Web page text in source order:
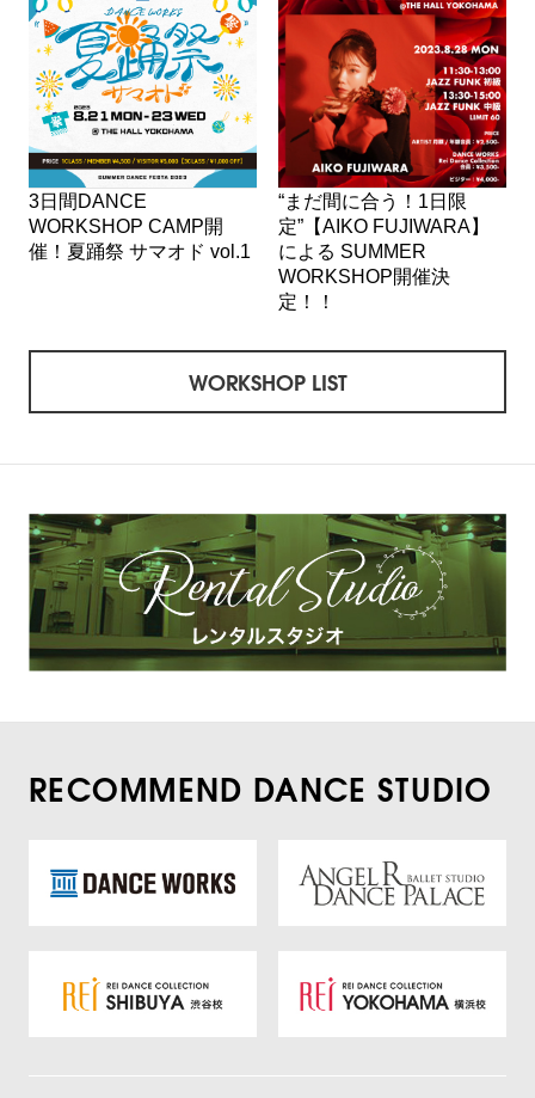
3日間DANCE
WORKSHOP CAMP開
催！夏踊祭 サマオド vol.1
“まだ間に合う！1日限
定”【AIKO FUJIWARA】
による SUMMER
WORKSHOP開催決
定！！
WORKSHOP LIST
RECOMMEND DANCE STUDIO